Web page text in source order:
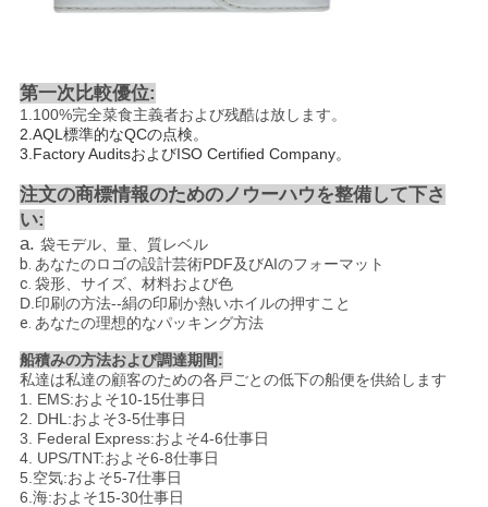
第一次比較優位:
1.100%完全菜食主義者および残酷は放します。
2.AQL 標準的なQCの点検。
3.Factory AuditsおよびISO Certified Company。
注文の商標情報のためのノウーハウを整備して下さ
い:
a. 袋モデル、量、質レベル
b. あなたのロゴの設計芸術PDF及びAIのフォーマット
c. 袋形、サイズ、材料および色
D. 印刷の方法--絹の印刷か熱いホイルの押すこと
e. あなたの理想的なパッキング方法
船積みの方法および調達期間:
私達は私達の顧客のための各戸ごとの低下の船便を供給します
1. EMS:およそ10-15仕事日
2. DHL:およそ3-5仕事日
3. Federal Express:およそ4-6仕事日
4. UPS/TNT:およそ6-8仕事日
5.空気:およそ5-7仕事日
6.海:およそ15-30仕事日